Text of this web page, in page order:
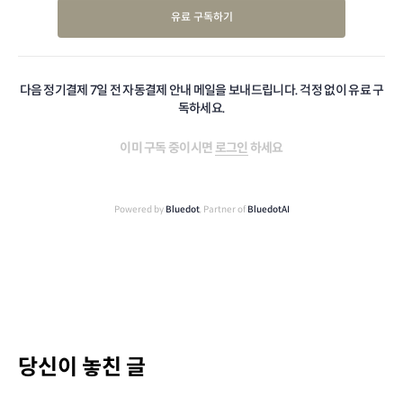
유료 구독하기
다음 정기결제 7일 전 자동결제 안내 메일을 보내드립니다. 걱정 없이 유료 구
독하세요.
이미 구독 중이시면 로그인 하세요
Powered by Bluedot, Partner of BluedotAI
당신이 놓친 글